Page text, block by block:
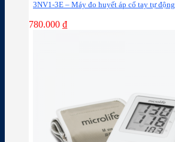
3NV1-3E – Máy đo huyết áp cổ tay tự động
780.000 ₫